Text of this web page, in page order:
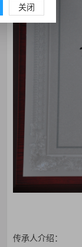
传承人介绍：
关闭